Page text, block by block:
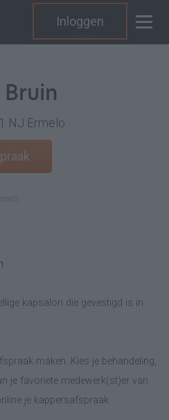
Inloggen
NJ Ermelo
kapsalon die gevestigd is in
maken. Kies je behandeling,
je favoriete medewerk(st)er van
je kappersafspraak.